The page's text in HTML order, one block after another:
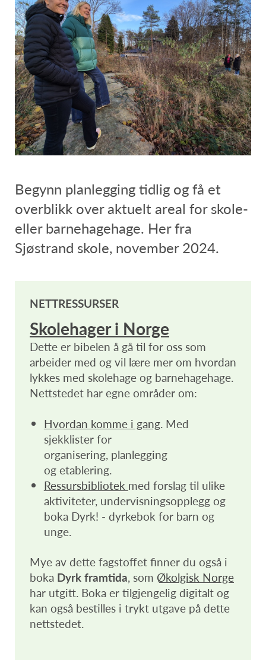
Begynn planlegging tidlig og få et
overblikk over aktuelt areal for skole-
eller barnehagehage. Her fra
Sjøstrand skole, november 2024.
NETTRESSURSER
Skolehager i Norge
Dette er bibelen å gå til for oss som
arbeider med og vil lære mer om hvordan
lykkes med skolehage og barnehagehage.
Nettstedet har egne områder om:
Hvordan komme i gang. Med
sjekklister for
organisering, planlegging
og etablering.
Ressursbibliotek med forslag til ulike
aktiviteter, undervisningsopplegg og
boka Dyrk! - dyrkebok for barn og
unge.
Mye av dette fagstoffet finner du også i
boka Dyrk framtida, som Økolgisk Norge
har utgitt. Boka er tilgjengelig digitalt og
kan også bestilles i trykt utgave på dette
nettstedet.